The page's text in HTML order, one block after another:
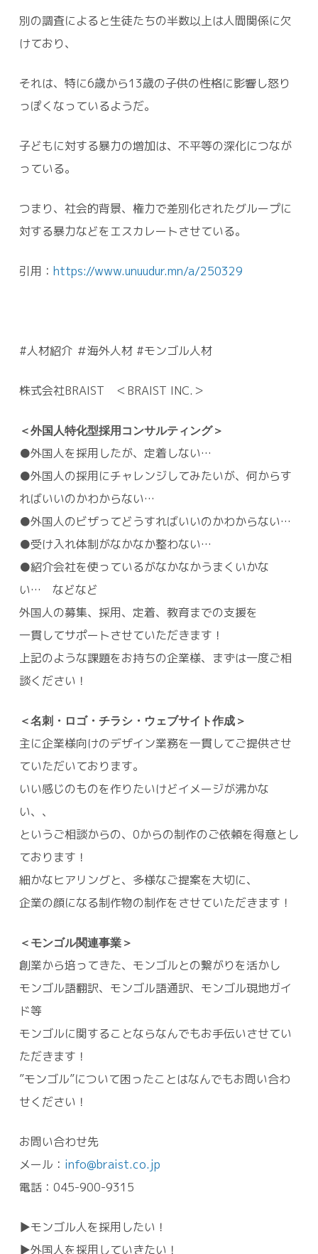
別の調査によると生徒たちの半数以上は人間関係に欠
けており、
それは、特に6歳から13歳の子供の性格に影響し怒り
っぽくなっているようだ。
子どもに対する暴力の増加は、不平等の深化につなが
っている。
つまり、社会的背景、権力で差別化されたグループに
対する暴力などをエスカレートさせている。
引用： https://www.unuudur.mn/a/250329
#人材紹介 ＃海外人材 #モンゴル人材
株式会社BRAIST ＜BRAIST INC.＞
＜外国人特化型採用コンサルティング＞
●外国人を採用したが、定着しない…
●外国人の採用にチャレンジしてみたいが、何からす
ればいいのかわからない…
●外国人のビザってどうすればいいのかわからない…
●受け入れ体制がなかなか整わない…
●紹介会社を使っているがなかなかうまくいかな
い… などなど
外国人の募集、採用、定着、教育までの支援を
一貫してサポートさせていただきます！
上記のような課題をお持ちの企業様、まずは一度ご相
談ください！
＜名刺・ロゴ・チラシ・ウェブサイト作成＞
主に企業様向けのデザイン業務を一貫してご提供させ
ていただいております。
いい感じのものを作りたいけどイメージが沸かな
い、、
というご相談からの、0からの制作のご依頼を得意とし
ております！
細かなヒアリングと、多様なご提案を大切に、
企業の顔になる制作物の制作をさせていただきます！
＜モンゴル関連事業＞
創業から培ってきた、モンゴルとの繋がりを活かし
モンゴル語翻訳、モンゴル語通訳、モンゴル現地ガイ
ド等
モンゴルに関することならなんでもお手伝いさせてい
ただきます！
”モンゴル”について困ったことはなんでもお問い合わ
せください！
お問い合わせ先
メール： info@braist.co.jp
電話：045-900-9315
▶モンゴル人を採用したい！
▶外国人を採用していきたい！